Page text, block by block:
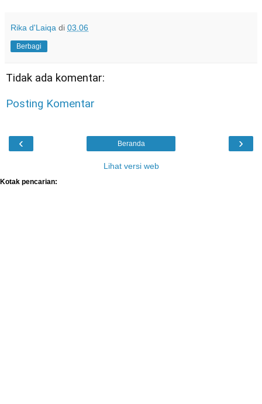
Rika d'Laiqa di 03.06
Berbagi
Tidak ada komentar:
Posting Komentar
‹ ›
Beranda
Lihat versi web
Kotak pencarian: